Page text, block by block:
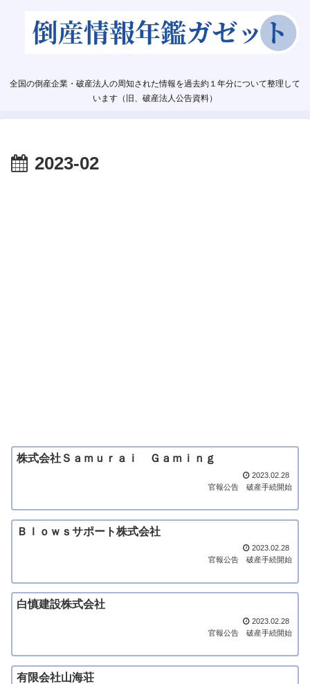
全国の倒産企業・破産法人の周知された情報を過去約１年分について整理して
います（旧、破産法人公告資料）
2023-02
株式会社Ｓａｍｕｒａｉ Ｇａｍｉｎｇ
2023.02.28
官報公告
破産手続開始
Ｂｌｏｗｓサポート株式会社
2023.02.28
官報公告
破産手続開始
白慎建設株式会社
2023.02.28
官報公告
破産手続開始
有限会社山海荘